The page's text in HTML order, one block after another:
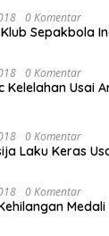
0 Komentar
Sepakbola
0 Komentar
Kelelahan Usai
0 Komentar
Laku Keras
0 Komentar